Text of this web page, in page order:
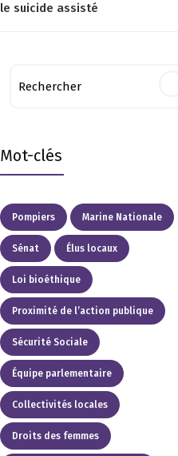
le suicide assisté
Mot-clés
Pompiers Marine Nationale
Sénat Élus locaux
Loi bioéthique
Proximité de l’action publique
Sécurité Sociale
Équipe parlementaire
Collectivités locales
Droits des femmes